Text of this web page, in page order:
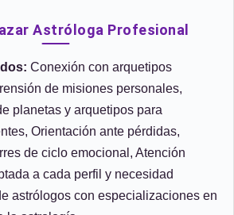
Astróloga Profesional
Conexión con arquetipos
de misiones personales,
planetas y arquetipos para
Orientación ante pérdidas,
de ciclo emocional, Atención
a cada perfil y necesidad
astrólogos con especializaciones en